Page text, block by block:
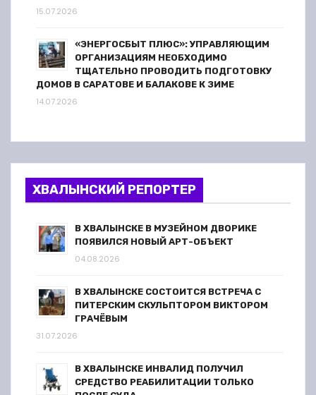
15.07.2026
«ЭНЕРГОСБЫТ ПЛЮС»: УПРАВЛЯЮЩИМ
ОРГАНИЗАЦИЯМ НЕОБХОДИМО
ТЩАТЕЛЬНО ПРОВОДИТЬ ПОДГОТОВКУ
ДОМОВ В САРАТОВЕ И БАЛАКОВЕ К ЗИМЕ
14.07.2026
ХВАЛЫНСКИЙ РЕПОРТЕР
В ХВАЛЫНСКЕ В МУЗЕЙНОМ ДВОРИКЕ
ПОЯВИЛСЯ НОВЫЙ АРТ-ОБЪЕКТ
04.08.2026
В ХВАЛЫНСКЕ СОСТОИТСЯ ВСТРЕЧА С
ПИТЕРСКИМ СКУЛЬПТОРОМ ВИКТОРОМ
ГРАЧЁВЫМ
31.07.2026
В ХВАЛЫНСКЕ ИНВАЛИД ПОЛУЧИЛ
СРЕДСТВО РЕАБИЛИТАЦИИ ТОЛЬКО